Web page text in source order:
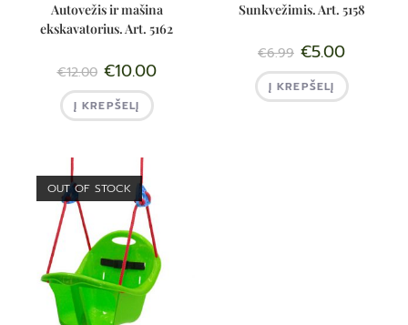
Autovežis ir mašina
ekskavatorius. Art. 5162
€12.00 €10.00
Į KREPŠELĮ
Sunkvežimis. Art. 5158
€6.99 €5.00
Į KREPŠELĮ
OUT OF STOCK